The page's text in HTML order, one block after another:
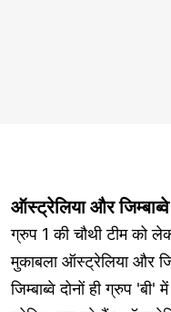
ऑस्ट्रेलिया और
ग्रुप 1 की चौथी टीम को
मुकाबला ऑस्ट्रेलिया और
जिम्बाब्वे दोनों ही ग्रुप